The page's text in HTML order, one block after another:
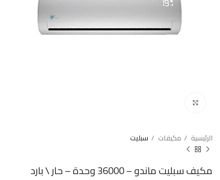
الرئيسية مكيفات سبليت
مكيف سبليت ماندو – 36000 وحدة – حار \ بارد